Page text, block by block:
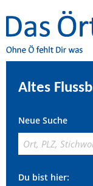
Altes
Neue Suche
Du bist hier: